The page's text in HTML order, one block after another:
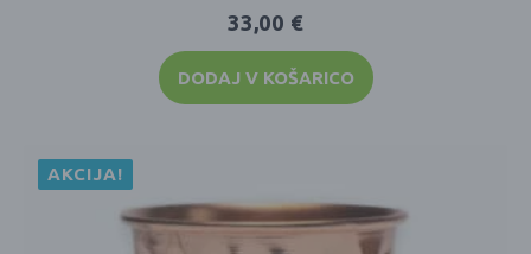
33,00 €
DODAJ V KOŠARICO
AKCIJA!